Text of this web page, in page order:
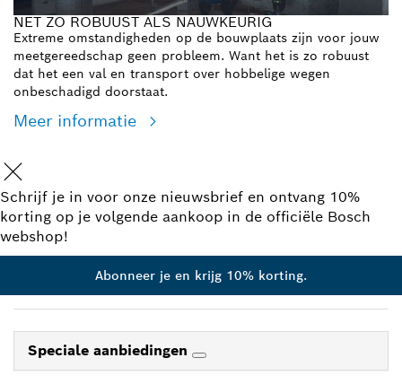
NET ZO ROBUUST ALS NAUWKEURIG
Extreme omstandigheden op de bouwplaats zijn voor jouw
meetgereedschap geen probleem. Want het is zo robuust
dat het een val en transport over hobbelige wegen
onbeschadigd doorstaat.
Meer informatie
Schrijf je in voor onze nieuwsbrief en ontvang 10%
korting op je volgende aankoop in de officiële Bosch
webshop!
Abonneer je en krijg 10% korting.
Speciale aanbiedingen